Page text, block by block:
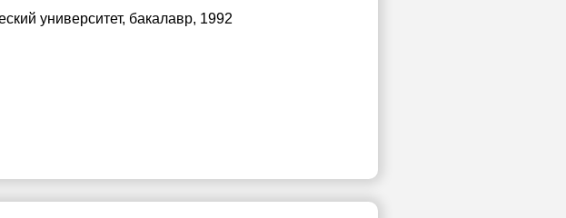
университет, бакалавр, 1992